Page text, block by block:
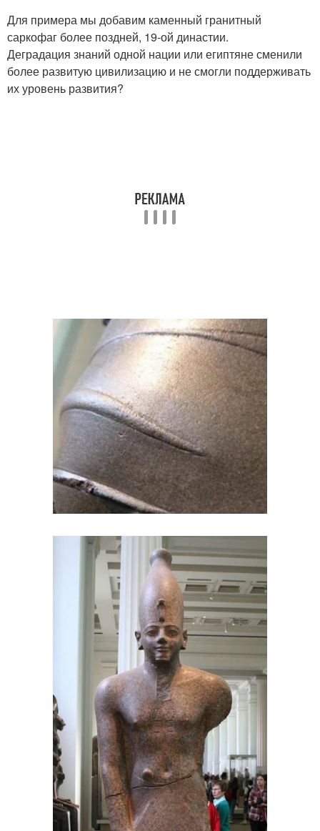
Для примера мы добавим каменный гранитный
саркофаг более поздней, 19-ой династии.
Деградация знаний одной нации или египтяне сменили
более развитую цивилизацию и не смогли поддерживать
их уровень развития?